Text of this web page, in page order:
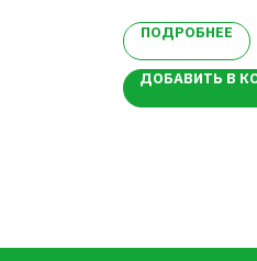
ПОДРОБНЕЕ
ДОБАВИТЬ В